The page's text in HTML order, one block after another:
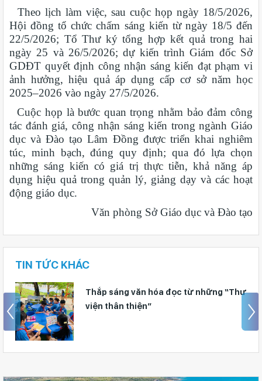
Theo lịch làm việc, sau cuộc họp ngày 18/5/2026,
Hội đồng tổ chức chấm sáng kiến từ ngày 18/5 đến
22/5/2026; Tổ Thư ký tổng hợp kết quả trong hai
ngày 25 và 26/5/2026; dự kiến trình Giám đốc Sở
GDĐT quyết định công nhận sáng kiến đạt phạm vi
ảnh hưởng, hiệu quả áp dụng cấp cơ sở năm học
2025–2026 vào ngày 27/5/2026.
Cuộc họp là bước quan trọng nhằm bảo đảm công
tác đánh giá, công nhận sáng kiến trong ngành Giáo
dục và Đào tạo Lâm Đồng được triển khai nghiêm
túc, minh bạch, đúng quy định; qua đó lựa chọn
những sáng kiến có giá trị thực tiễn, khả năng áp
dụng hiệu quả trong quản lý, giảng dạy và các hoạt
động giáo dục.
Văn phòng Sở Giáo dục và Đào tạo
TIN TỨC KHÁC
Huy động gần 470 triệu đồng từ phong
trào “Trường giúp trường”